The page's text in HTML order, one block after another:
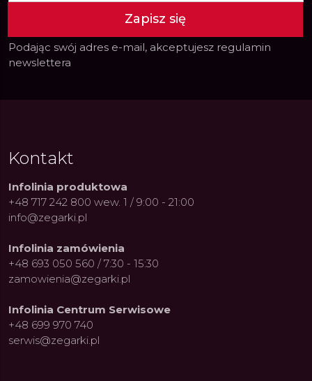
Zapisz się
Podając swój adres e-mail, akceptujesz regulamin
newslettera
Kontakt
Infolinia produktowa
+48 717 242 800 wew. 1 / 9:00 - 21:00
info@zegarki.pl
Infolinia zamówienia
+48 693 050 560 / 7:30 - 15:30
zamowienia@zegarki.pl
Infolinia Centrum Serwisowe
+48 699 970 740
serwis@zegarki.pl